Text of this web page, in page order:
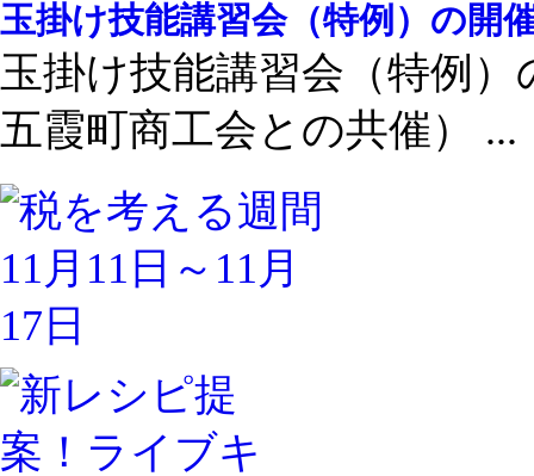
玉掛け技能講習会（特例）の開
玉掛け技能講習会（特例
五霞町商工会との共催） ...